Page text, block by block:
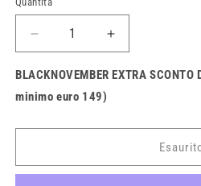
Quantità
Diminuisci
quantità
per
Casco
V3
Aumenta
quantità
per
V3
BLACKNOVEMBER EXTRA
minimo euro 149)